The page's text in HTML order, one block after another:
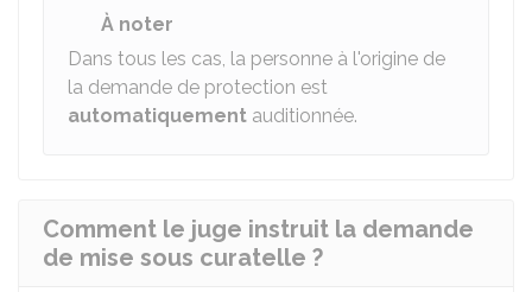
À noter
Dans tous les cas, la personne à l'origine de
la demande de protection est
automatiquement auditionnée.
Comment le juge instruit la demande
de mise sous curatelle ?